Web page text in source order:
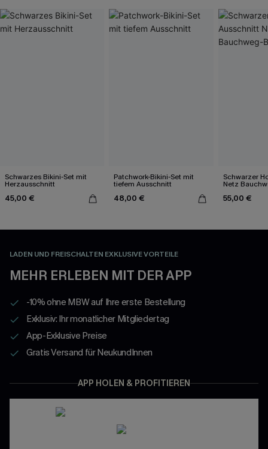
Schwarzes Bikini-Set mit
Herzausschnitt
45,00 €
Patchwork-Bikini-Set mit
tiefem Ausschnitt
48,00 €
Schwarzer
Netz
55,00 €
LADEN UND FREISCHALTEN EXKLUSIVE VORTEILE
MEHR ERLEBEN MIT DER APP
-10% ohne MBW auf Ihre erste Bestellung
Exklusiv: Ihr monatlicher Mitgliedertag
App-Exklusive Preise
Gratis Versand für NeukundInnen
APP HOLEN & PROFITIEREN